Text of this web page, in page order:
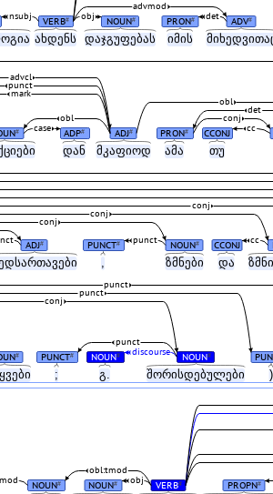
ახდენს დაჯგუფებას იმის
დან მკაფიოდ ამა თუ
, ზმნები და
; გ. შორისდებულები
VERB# NOUN# PRON# ADV#
det
obj
nsubj
advmod
# ADP# ADJ# PRON# CCONJ cc
case
conj
det
obl
obl
mark
punct
advcl
ADJ# PUNCT# NOUN# CCONJ
punct cc
conj
conj
conj
# PUNCT# NOUN# NOUN#
discourse
punct
conj
punct
punct
NOUN# NOUN# VERB# PROPN#
obj
obl:tmod